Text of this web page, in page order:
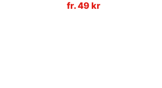
fr. 49 kr